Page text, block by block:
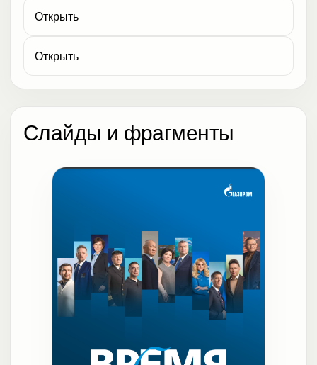
Открыть
Открыть
Слайды и фрагменты